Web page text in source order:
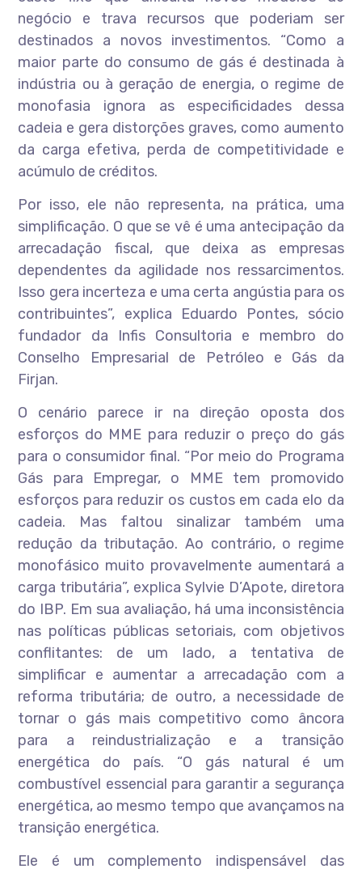
negócio e trava recursos que poderiam ser
destinados a novos investimentos. “Como a
maior parte do consumo de gás é destinada à
indústria ou à geração de energia, o regime de
monofasia ignora as especificidades dessa
cadeia e gera distorções graves, como aumento
da carga efetiva, perda de competitividade e
acúmulo de créditos.
Por isso, ele não representa, na prática, uma
simplificação. O que se vê é uma antecipação da
arrecadação fiscal, que deixa as empresas
dependentes da agilidade nos ressarcimentos.
Isso gera incerteza e uma certa angústia para os
contribuintes”, explica Eduardo Pontes, sócio
fundador da Infis Consultoria e membro do
Conselho Empresarial de Petróleo e Gás da
Firjan.
O cenário parece ir na direção oposta dos
esforços do MME para reduzir o preço do gás
para o consumidor final. “Por meio do Programa
Gás para Empregar, o MME tem promovido
esforços para reduzir os custos em cada elo da
cadeia. Mas faltou sinalizar também uma
redução da tributação. Ao contrário, o regime
monofásico muito provavelmente aumentará a
carga tributária”, explica Sylvie D’Apote, diretora
do IBP. Em sua avaliação, há uma inconsistência
nas políticas públicas setoriais, com objetivos
conflitantes: de um lado, a tentativa de
simplificar e aumentar a arrecadação com a
reforma tributária; de outro, a necessidade de
tornar o gás mais competitivo como âncora
para a reindustrialização e a transição
energética do país. “O gás natural é um
combustível essencial para garantir a segurança
energética, ao mesmo tempo que avançamos na
transição energética.
Ele é um complemento indispensável das